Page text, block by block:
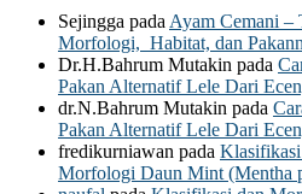
Sejingga pada Ayam Cemani –
Morfologi, Habitat, dan
Dr.H.Bahrum Mutakin pada
Pakan Alternatif Lele Dari
dr.N.Bahrum Mutakin pada
Pakan Alternatif Lele Dari
fredikurniawan pada Klasifikasi
Morfologi Daun Mint (Mentha